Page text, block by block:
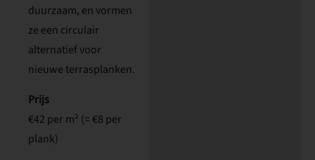
duurzaam, en vormen
ze een circulair
alternatief voor
nieuwe terrasplanken.
Prijs
€42 per m² (≈ €8 per
plank)